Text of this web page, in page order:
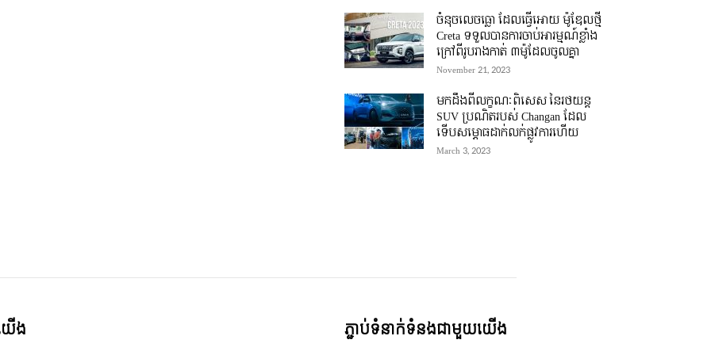
ចំនុចលេចធ្លោ ដែលធ្វើអោយ ម៉ូឌែលថ្មី
Creta ទទួលបានការចាប់អារម្មណ៍ខ្លាំង
ក្រៅពីរូបរាងកាត់ ៣ម៉ូដែលចូលគ្នា
November 21, 2023
មកដឹងពីលក្ខណៈពិសេស នៃរថយន្ត
SUV ប្រណិតរបស់ Changan ដែល
ទើបសម្ភោធដាក់លក់ផ្លូវការហើយ
March 3, 2023
ើង ភ្ជាប់ទំនាក់ទំនងជាមួយយើង